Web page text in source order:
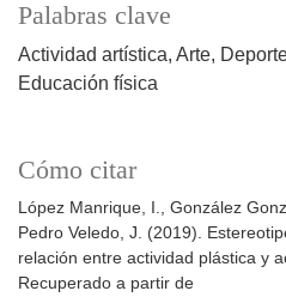
Palabras clave
Actividad artística Arte
Educación física
Cómo citar
López Manrique, I., González
Pedro Veledo, J. (2019).
relación entre actividad plástica y
Recuperado a partir de